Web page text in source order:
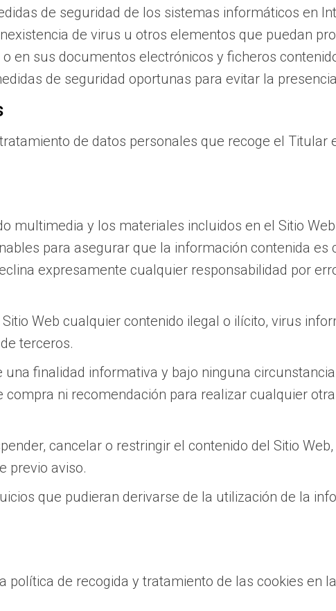
de seguridad de los sistemas informáticos en
de virus u otros elementos que puedan
en sus documentos electrónicos y ficheros
de seguridad oportunas para evitar la
de datos personales que recoge el Titular
multimedia y los materiales incluidos en el Sitio
para asegurar que la información contenida
expresamente cualquier responsabilidad por
Web cualquier contenido ilegal o ilícito, virus
terceros.
finalidad informativa y bajo ninguna
ni recomendación para realizar cualquier
cancelar o restringir el contenido del Sitio
previo aviso.
que pudieran derivarse de la utilización de la
de recogida y tratamiento de las cookies en